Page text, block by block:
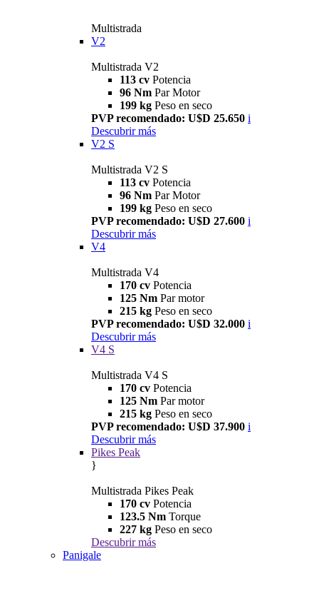
Multistrada
V2
Multistrada V2
113 cv Potencia
96 Nm Par Motor
199 kg Peso en seco
PVP recomendado: U$D 25.650 i
Descubrir más
V2 S
Multistrada V2 S
113 cv Potencia
96 Nm Par Motor
199 kg Peso en seco
PVP recomendado: U$D 27.600 i
Descubrir más
V4
Multistrada V4
170 cv Potencia
125 Nm Par motor
215 kg Peso en seco
PVP recomendado: U$D 32.000 i
Descubrir más
V4 S
Multistrada V4 S
170 cv Potencia
125 Nm Par motor
215 kg Peso en seco
PVP recomendado: U$D 37.900 i
Descubrir más
Pikes Peak
}
Multistrada Pikes Peak
170 cv Potencia
123.5 Nm Torque
227 kg Peso en seco
Descubrir más
Panigale